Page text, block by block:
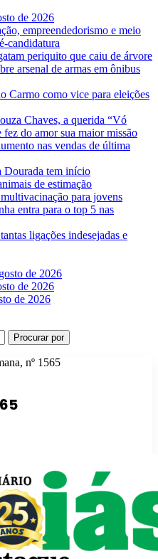
de 2026
empreendedorismo e meio
candidatura
periquito que caiu de árvore
arsenal de armas em ônibus
Carmo como vice para eleições
Chaves, a querida “Vó
do amor sua maior missão
nas vendas de última
Dourada tem início
de estimação
para jovens
entra para o top 5 nas
ligações indesejadas e
de 2026
de 2026
de 2026
Procurar por
nº 1565